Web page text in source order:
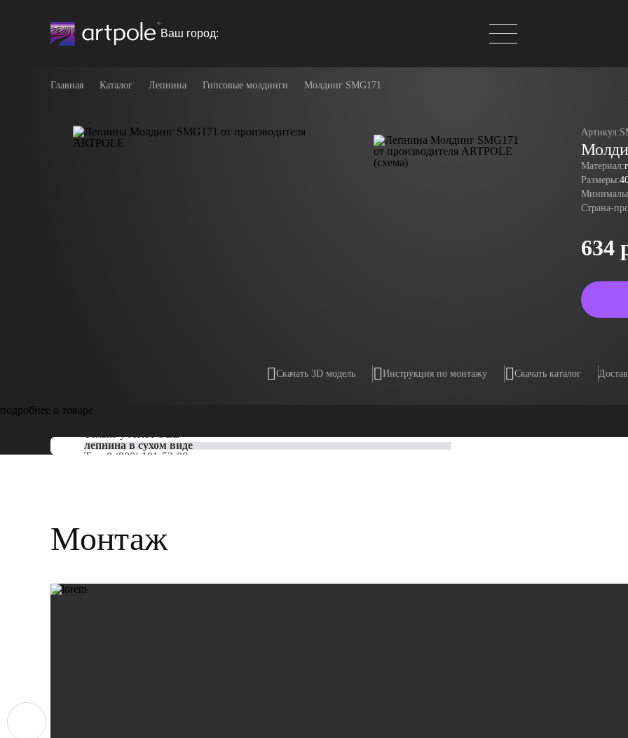
Ваш город:
Главная Каталог Лепнина Гипсовые молдинги Молдинг SMG171
Артикул:
Материал:
Размеры:
Страна-
634
Скачать 3D модель Инструкция по монтажу Скачать каталог
подробнее о товаре
Только уARTPOLE
лепнина в сухом виде
Тел: 8 (800) 101-53-00
Монтаж